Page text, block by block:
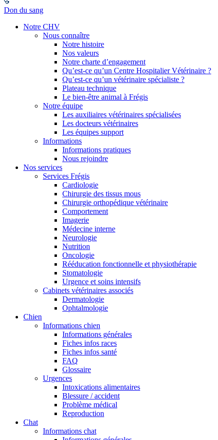
Don du sang
Notre CHV
Nous connaître
Notre histoire
Nos valeurs
Notre charte d’engagement
Qu’est-ce qu’un Centre Hospitalier Vétérinaire ?
Qu’est-ce qu’un vétérinaire spécialiste ?
Plateau technique
Le bien-être animal à Frégis
Notre équipe
Les auxiliaires vétérinaires spécialisées
Les docteurs vétérinaires
Les équipes support
Informations
Informations pratiques
Nous rejoindre
Nos services
Services Frégis
Cardiologie
Chirurgie des tissus mous
Chirurgie orthopédique vétérinaire
Comportement
Imagerie
Médecine interne
Neurologie
Nutrition
Oncologie
Rééducation fonctionnelle et physiothérapie
Stomatologie
Urgence et soins intensifs
Cabinets vétérinaires associés
Dermatologie
Ophtalmologie
Chien
Informations chien
Informations générales
Fiches infos races
Fiches infos santé
FAQ
Glossaire
Urgences
Intoxications alimentaires
Blessure / accident
Problème médical
Reproduction
Chat
Informations chat